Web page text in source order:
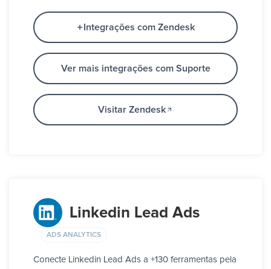
Integrações com Zendesk
Ver mais integrações com Suporte
Visitar Zendesk
Linkedin Lead Ads
ADS ANALYTICS
Conecte Linkedin Lead Ads a +130 ferramentas pela